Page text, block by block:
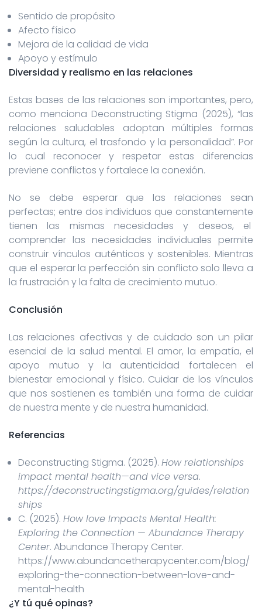
Sentido de propósito
Afecto físico
Mejora de la calidad de vida
Apoyo y estímulo
Diversidad y realismo en las relaciones
Estas bases de las relaciones son importantes, pero,
como menciona Deconstructing Stigma (2025), “las
relaciones saludables adoptan múltiples formas
según la cultura, el trasfondo y la personalidad”. Por
lo cual reconocer y respetar estas diferencias
previene conflictos y fortalece la conexión.
No se debe esperar que las relaciones sean
perfectas; entre dos individuos que constantemente
tienen las mismas necesidades y deseos, el
comprender las necesidades individuales permite
construir vínculos auténticos y sostenibles. Mientras
que el esperar la perfección sin conflicto solo lleva a
la frustración y la falta de crecimiento mutuo.
Conclusión
Las relaciones afectivas y de cuidado son un pilar
esencial de la salud mental. El amor, la empatía, el
apoyo mutuo y la autenticidad fortalecen el
bienestar emocional y físico. Cuidar de los vínculos
que nos sostienen es también una forma de cuidar
de nuestra mente y de nuestra humanidad.
Referencias
Deconstructing Stigma. (2025). How relationships
impact mental health—and vice versa.
https://deconstructingstigma.org/guides/relation
ships
C. (2025). How love Impacts Mental Health:
Exploring the Connection — Abundance Therapy
Center. Abundance Therapy Center.
https://www.abundancetherapycenter.com/blog/
exploring-the-connection-between-love-and-
mental-health
¿Y tú qué opinas?